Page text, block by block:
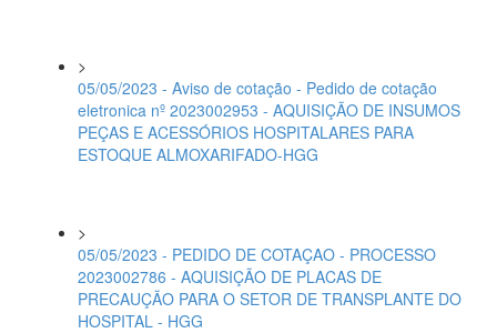
>
05/05/2023 - Aviso de cotação - Pedido de cotação
eletronica nº 2023002953 - AQUISIÇÃO DE INSUMOS
PEÇAS E ACESSÓRIOS HOSPITALARES PARA
ESTOQUE ALMOXARIFADO-HGG
>
05/05/2023 - PEDIDO DE COTAÇAO - PROCESSO
2023002786 - AQUISIÇÃO DE PLACAS DE
PRECAUÇÃO PARA O SETOR DE TRANSPLANTE DO
HOSPITAL - HGG